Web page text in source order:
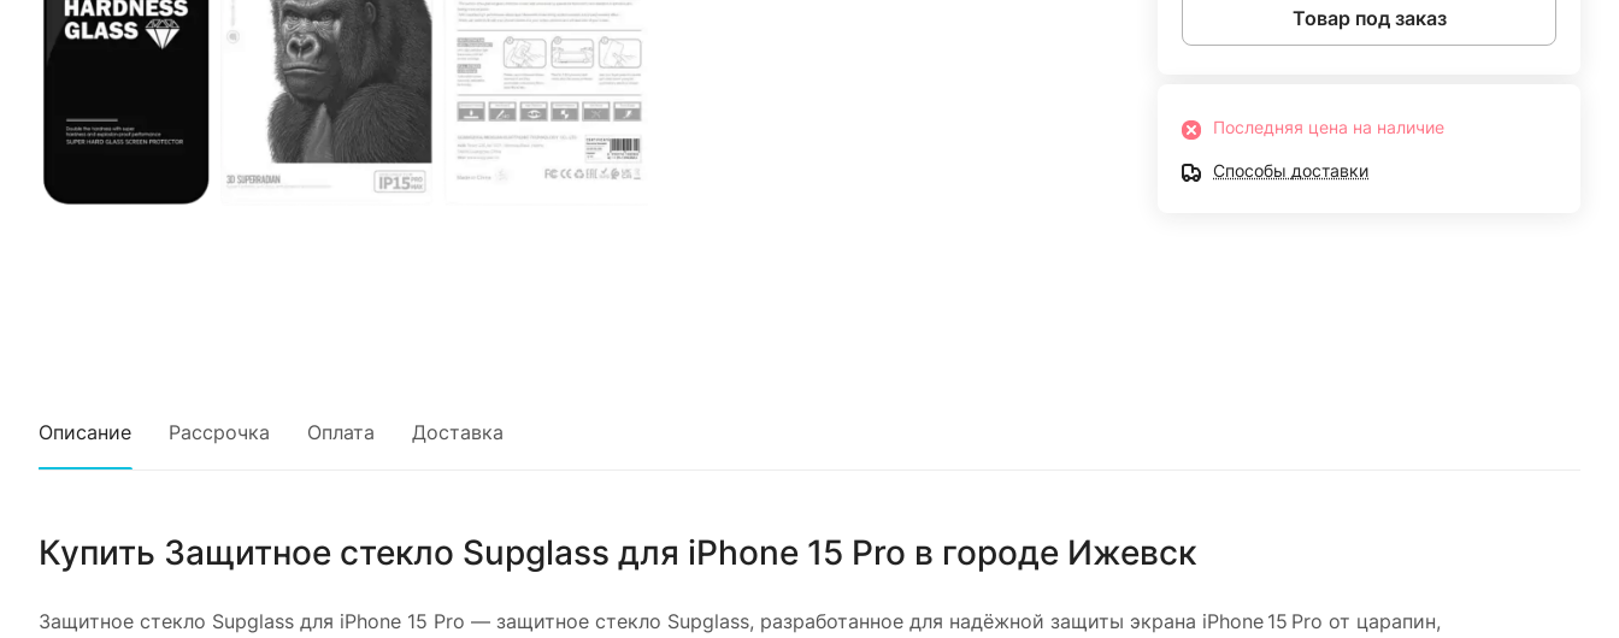
Товар под заказ
Последняя цена на наличие
Способы доставки
Описание Рассрочка Оплата Доставка
Купить Защитное стекло Supglass для iPhone 15 Pro в городе Ижевск
Защитное стекло Supglass для iPhone 15 Pro — защитное стекло Supglass, разработанное для надёжной защиты экрана iPhone 15 Pro от царапин,